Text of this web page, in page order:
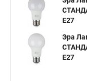
E27
Эра
E27